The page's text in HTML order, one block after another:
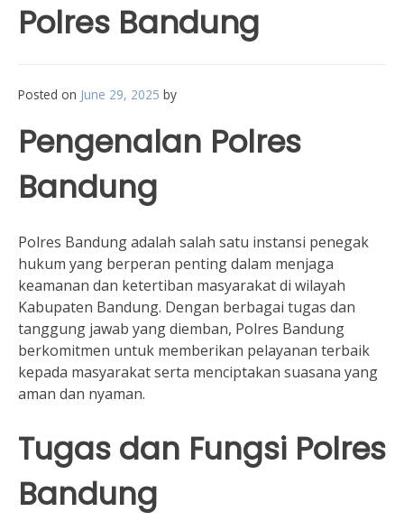
Polres Bandung
Posted on June 29, 2025 by
Pengenalan Polres
Bandung
Polres Bandung adalah salah satu instansi penegak
hukum yang berperan penting dalam menjaga
keamanan dan ketertiban masyarakat di wilayah
Kabupaten Bandung. Dengan berbagai tugas dan
tanggung jawab yang diemban, Polres Bandung
berkomitmen untuk memberikan pelayanan terbaik
kepada masyarakat serta menciptakan suasana yang
aman dan nyaman.
Tugas dan Fungsi Polres
Bandung